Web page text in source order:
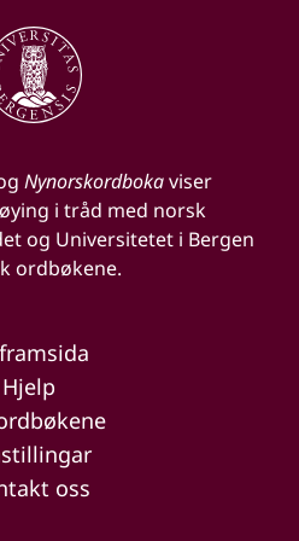
Nynorskordbokaviser
i tråd med norsk
og Universitetet i Bergen
ordbøkene.
Hjelp
oss